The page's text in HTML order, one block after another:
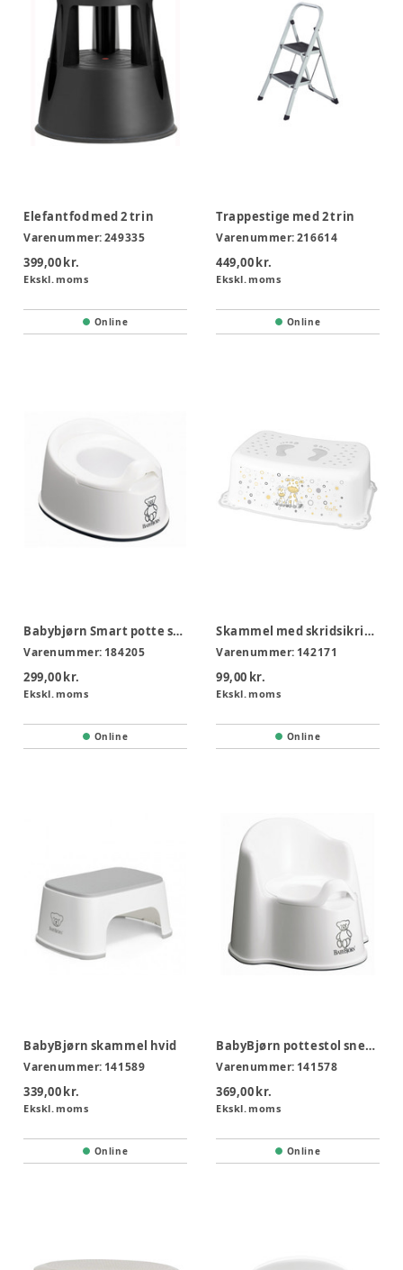
Elefantfod med 2 trin
Varenummer:249335
399,00 kr.
Ekskl. moms
Online
Trappestige med 2 trin
Varenummer:216614
449,00 kr.
Ekskl. moms
Online
Babybjørn Smart potte snehvid
Varenummer: 184205
299,00 kr.
Ekskl. moms
Online
Skammel med skridsikring
Varenummer: 142171
99,00 kr.
Ekskl. moms
Online
BabyBjørn skammel hvid
Varenummer: 141589
339,00 kr.
Ekskl. moms
Online
BabyBjørn pottestol snehvid
Varenummer: 141578
369,00 kr.
Ekskl. moms
Online